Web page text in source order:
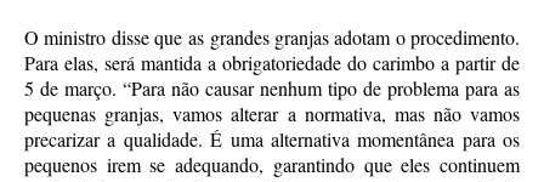
O ministro disse que as grandes granjas adotam o procedimento.
Para elas, será mantida a obrigatoriedade do carimbo a partir de
5 de março. “Para não causar nenhum tipo de problema para as
pequenas granjas, vamos alterar a normativa, mas não vamos
precarizar a qualidade. É uma alternativa momentânea para os
pequenos irem se adequando, garantindo que eles continuem